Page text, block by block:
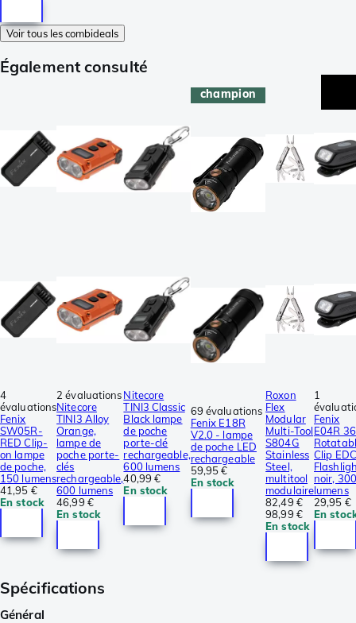
Voir tous les combideals
Également consulté
4
évaluations
Fenix
SW05R-
RED Clip-
on lampe
de poche,
150 lumens
41,95 €
En stock
2 évaluations
Nitecore
TINI3 Alloy
Orange,
lampe de
poche porte-
clés
rechargeable,
600 lumens
46,99 €
En stock
Nitecore
TINI3 Classic
Black lampe
de poche
porte-clé
rechargeable,
600 lumens
40,99 €
En stock
champion
69 évaluations
Fenix E18R
V2.0 - lampe
de poche LED
rechargeable
59,95 €
En stock
Roxon
Flex
Modular
Multi-Tool
S804G
Stainless
Steel,
multitool
modulaire
82,49 €
98,99 €
En stock
1
Fenix
E04R
Clip EDC
noir, 300
lumens
29,95 €
En
Spécifications
Général